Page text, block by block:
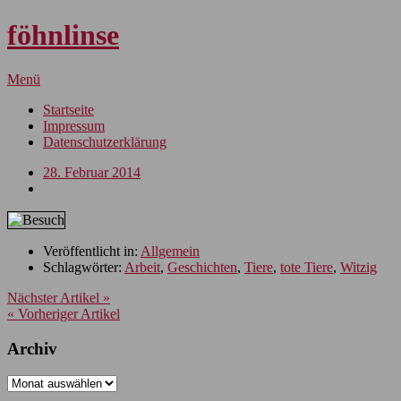
föhnlinse
Menü
Startseite
Impressum
Datenschutzerklärung
28. Februar 2014
Veröffentlicht in: Allgemein
Schlagwörter: Arbeit, Geschichten, Tiere, tote Tiere, Witzig
Nächster Artikel »
« Vorheriger Artikel
Archiv
Archiv